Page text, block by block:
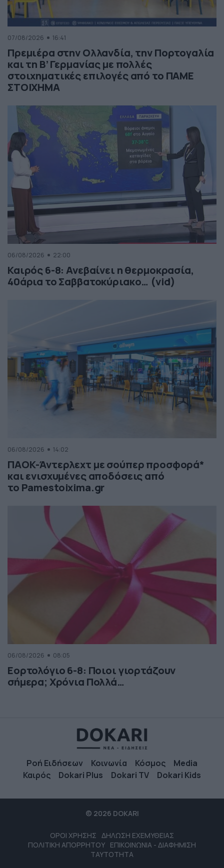
07/08/2026 16:41
Πρεμιέρα στην Ολλανδία, την Πορτογαλία
και τη Β’ Γερμανίας με πολλές
στοιχηματικές επιλογές από το ΠΑΜΕ
ΣΤΟΙΧΗΜΑ
06/08/2026 22:00
Καιρός 6-8: Ανεβαίνει η θερμοκρασία,
40άρια το Σαββατοκύριακο… (vid)
06/08/2026 14:02
ΠΑΟΚ-Άντερλεχτ με σούπερ προσφορά*
και ενισχυμένες αποδόσεις από
το Pamestoixima.gr
06/08/2026 08:05
Εορτολόγιο 6-8: Ποιοι γιορτάζουν
σήμερα; Χρόνια Πολλά…
Ροή Ειδήσεων Κοινωνία Κόσμος
Media
Καιρός
Dokari Plus Dokari TV Dokari Kids
© 2026 DOKARI
ΟΡΟΙ ΧΡΗΣΗΣ ΔΗΛΩΣΗ ΕΧΕΜΥΘΕΙΑΣ
ΠΟΛΙΤΙΚΗ ΑΠΟΡΡΗΤΟΥ ΕΠΙΚΟΙΝΩΝΙΑ - ΔΙΑΦΗΜΙΣΗ
ΤΑΥΤΟΤΗΤΑ